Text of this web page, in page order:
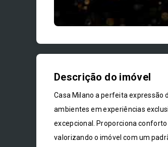
Descrição do imóvel
Casa Milano a perfeita expressão
ambientes em experiências
excepcional. Proporciona
valorizando o imóvel com um